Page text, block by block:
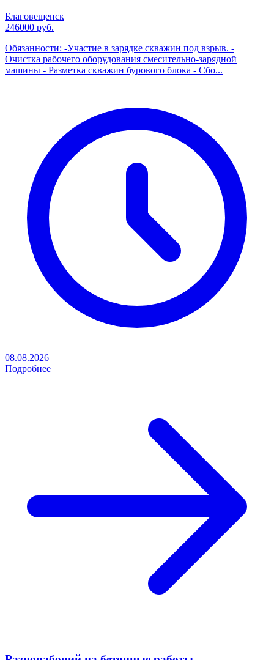
Благовещенск
246000 руб.
Обязанности: -Участие в зарядке скважин под взрыв. -
Очистка рабочего оборудования смесительно-зарядной
машины - Разметка скважин бурового блока - Сбо...
08.08.2026
Подробнее